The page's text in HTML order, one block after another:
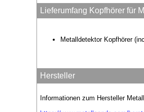
Lieferumfang Kopfhörer für
Metalldetektor Kopfhörer
Hersteller
Informationen zum Hersteller